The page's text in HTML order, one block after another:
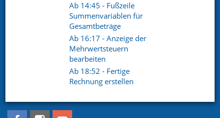
Ab 14:45 - Fußzeile
Summenvariablen für
Gesamtbeträge
Ab 16:17 - Anzeige der
Mehrwertsteuern
bearbeiten
Ab 18:52 - Fertige
Rechnung erstellen
Vereinsverwaltung
Mitgliederverwaltung
Finanzverwaltung
Kommunikation /
Schriftverkehr